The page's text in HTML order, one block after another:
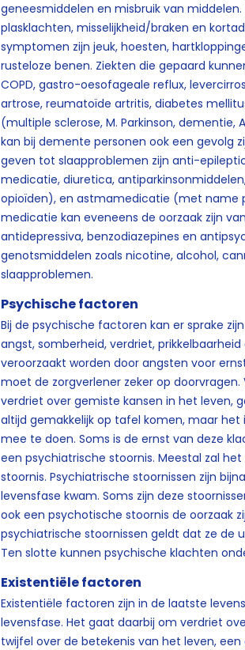
geneesmiddelen en misbruik van
plasklachten, misselijkheid/braken en
symptomen zijn jeuk, hoesten,
rusteloze benen. Ziekten die gepaard
COPD, gastro-oesofageale reflux,
artrose, reumatoïde artritis, diabetes
(multiple sclerose, M. Parkinson,
kan bij demente personen ook een gevolg
geven tot slaapproblemen zijn anti-
medicatie, diuretica,
opioïden), en astmamedicatie (met name
medicatie kan eveneens de oorzaak zijn
antidepressiva, benzodiazepines en
genotsmiddelen zoals nicotine, alcohol,
slaapproblemen.
Psychische factoren
Bij de psychische factoren kan er sprake
angst, somberheid, verdriet,
veroorzaakt worden door angsten voor
moet de zorgverlener zeker op
verdriet over gemiste kansen in het leven,
altijd gemakkelijk op tafel komen, maar
mee te doen. Soms is de ernst van deze
een psychiatrische stoornis. Meestal zal
stoornis. Psychiatrische stoornissen zijn
levensfase kwam. Soms zijn deze
ook een psychotische stoornis de oorzaak
psychiatrische stoornissen geldt dat ze de
Ten slotte kunnen psychische klachten
Existentiële factoren
Existentiële factoren zijn in de laatste
levensfase. Het gaat daarbij om verdriet
twijfel over de betekenis van het leven,